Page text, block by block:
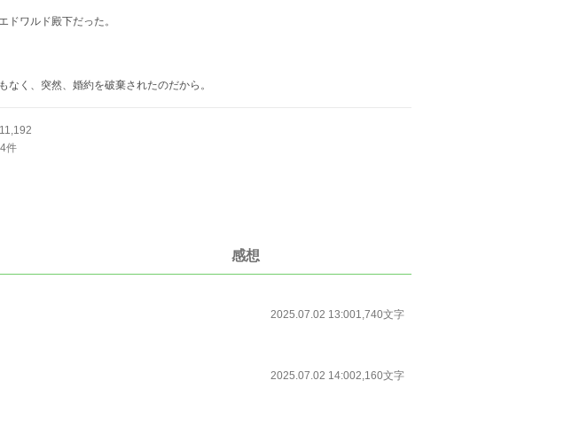
ワルド殿下だった。
く、突然、婚約を破棄されたのだから。
11,192
件
感想
2025.07.02 13:001,740文字
2025.07.02 14:002,160文字